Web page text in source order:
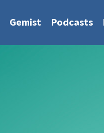
Gemist Podcasts